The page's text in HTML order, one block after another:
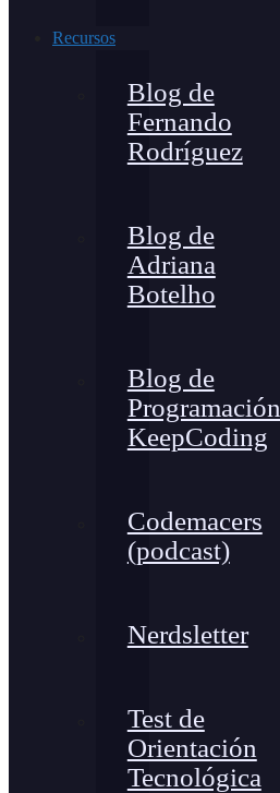
Recursos
Blog de
Fernando
Rodríguez
Blog de
Adriana
Botelho
Blog de
Programación
KeepCoding
Codemacers
(podcast)
Nerdsletter
Test de
Orientación
Tecnológica